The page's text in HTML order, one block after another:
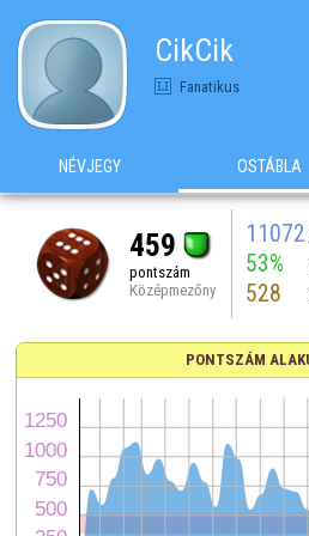
CikCik
Fanatikus
NÉVJEGY OSTÁBLA
459
pontszám
Középmezőny
11072
53%
528
PONTSZÁM